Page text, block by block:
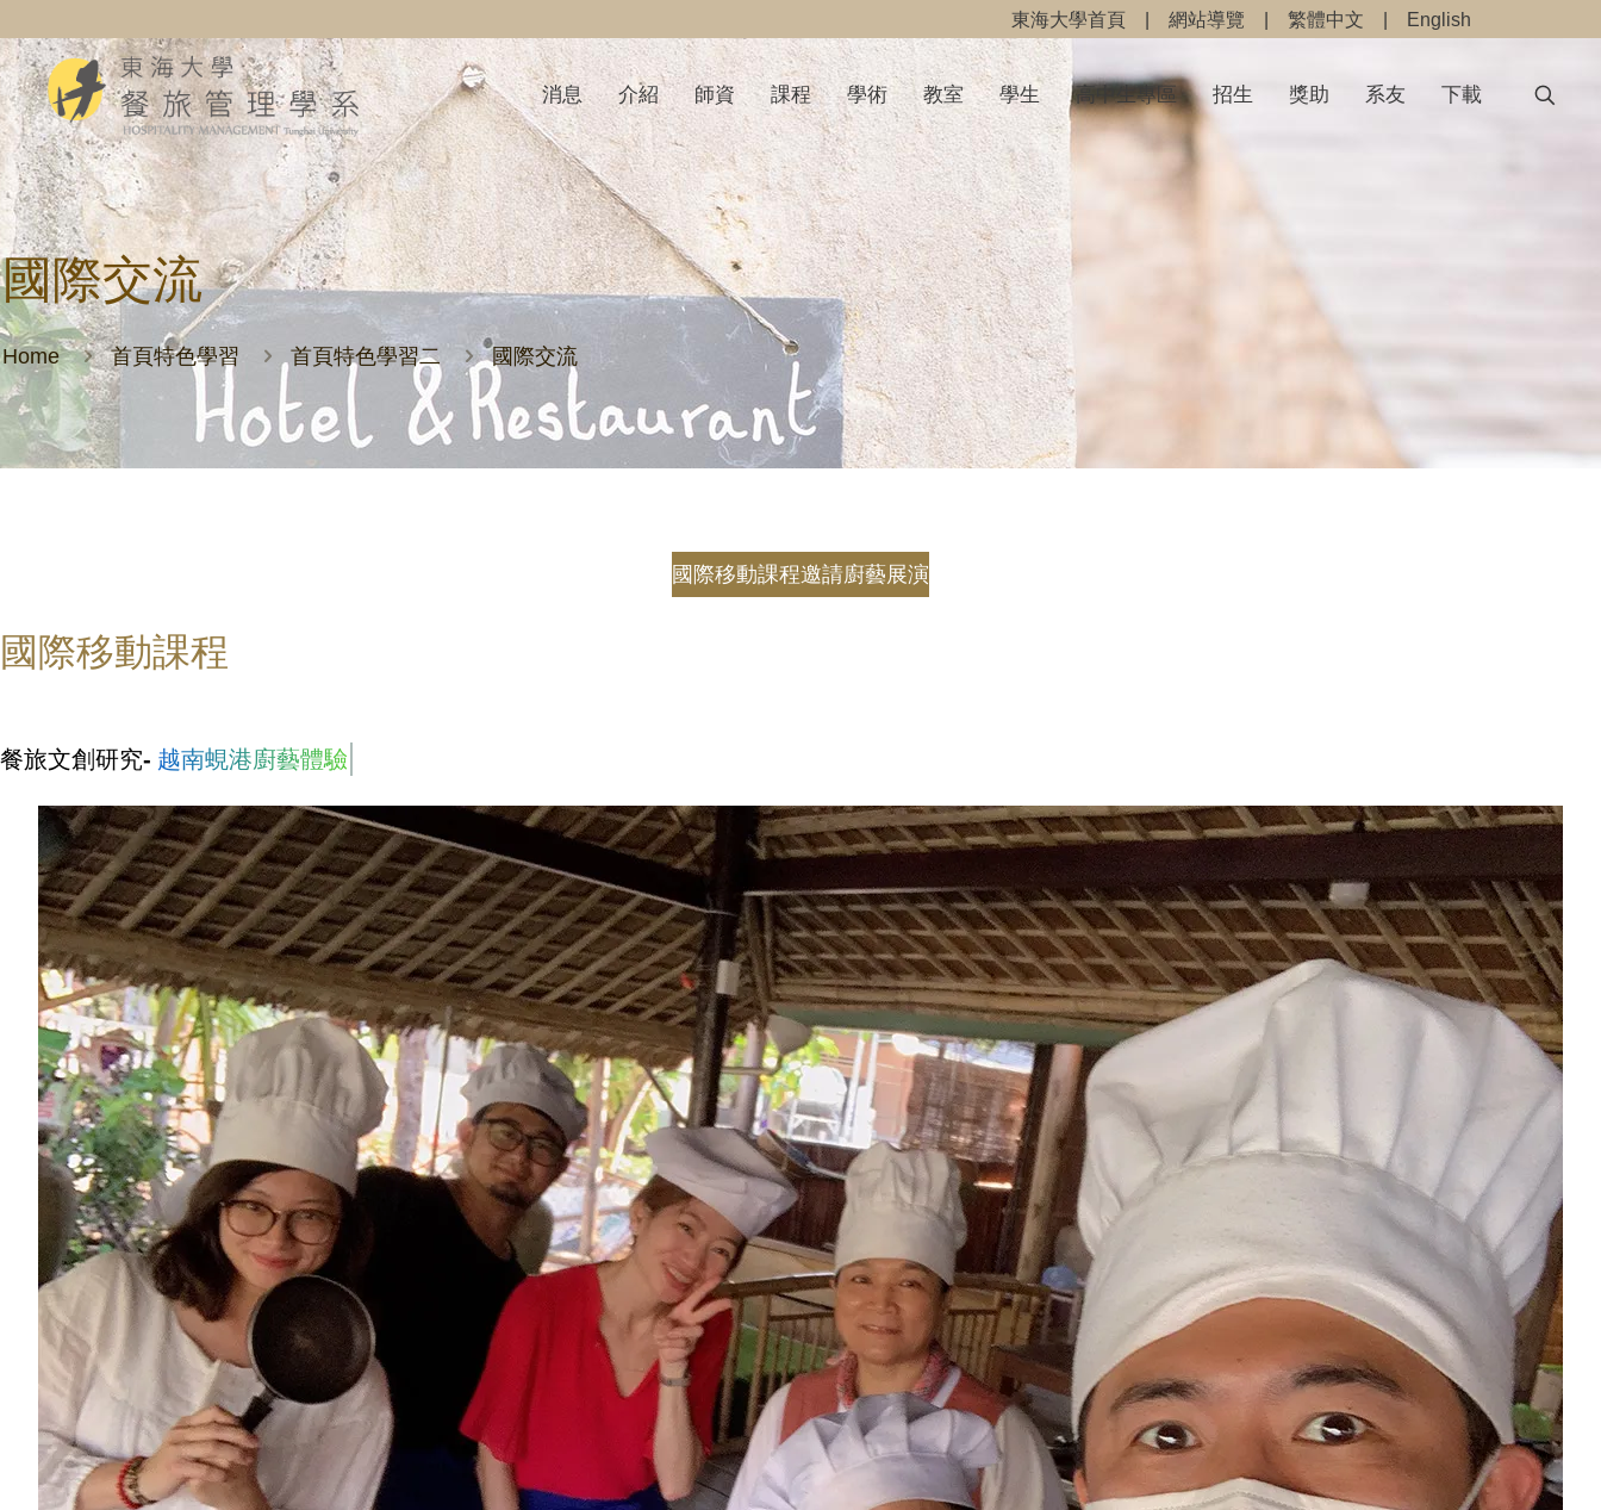
東海大學首頁 | 網站導覽 | 繁體中文 | English
消息 介紹 師資 課程 學術 教室 學生 高中生專區 招生 獎助 系友 下載
國際交流
Home 首頁特色學習 首頁特色學習二 國際交流
國際移動課程邀請廚藝展演
國際移動課程
餐旅文創研究- 109/2/12-2/17